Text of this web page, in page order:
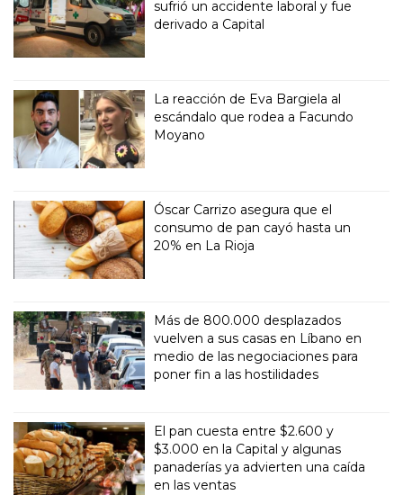
sufrió un accidente laboral y fue
derivado a Capital
La reacción de Eva Bargiela al
escándalo que rodea a Facundo
Moyano
Óscar Carrizo asegura que el
consumo de pan cayó hasta un
20% en La Rioja
Más de 800.000 desplazados
vuelven a sus casas en Líbano en
medio de las negociaciones para
poner fin a las hostilidades
El pan cuesta entre $2.600 y
$3.000 en la Capital y algunas
panaderías ya advierten una caída
en las ventas